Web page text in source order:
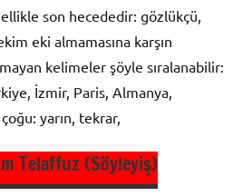
son hecededir: gözlükçü,
eki almamasına karşın
kelimeler şöyle sıralanabilir:
İzmir, Paris, Almanya,
yarın, tekrar,
Telaffuz (Söyleyiş)